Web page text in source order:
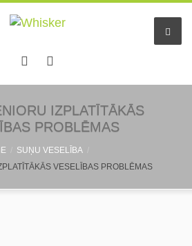
IZPLATĪTĀKĀS
PROBLĒMAS
SUŅU VESELĪBA
VESELĪBAS PROBLĒMAS